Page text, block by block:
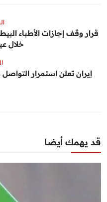
قرار وقف إجازات الأطباء
خلال
إيران تعلن استمرار
قد يهمك أيضا